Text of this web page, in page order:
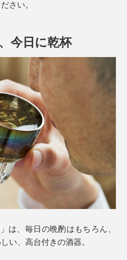
さい。
今日に乾杯
は、毎日の晩酌はもちろん、
い、高台付きの酒器。